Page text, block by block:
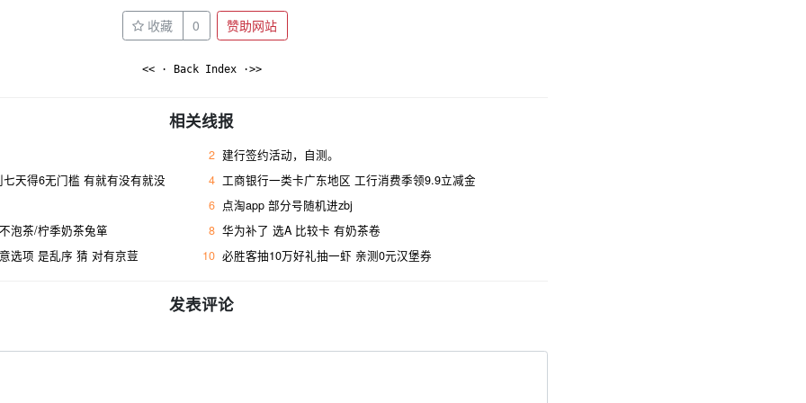
收藏 0 赞助网站
<< · Back Index ·>>
相关线报
2 建行签约活动，自测。
天得6无门槛 有就有没有就没
4 工商银行一类卡广东地区 工行消费季领9.9立减金
6 点淘app 部分号随机进zbj
泡茶/柠季奶茶兔箪
8 华为补了 选A 比较卡 有奶茶卷
选项 是乱序 猜 对有京荳
10 必胜客抽10万好礼抽一虾 亲测0元汉堡券
发表评论